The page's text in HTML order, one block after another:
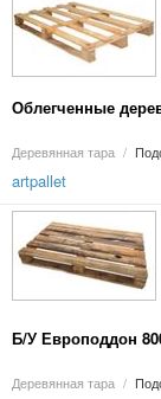
Облегченные
Деревянная тара /
artpallet
Б/У Европоддон
Деревянная тара /